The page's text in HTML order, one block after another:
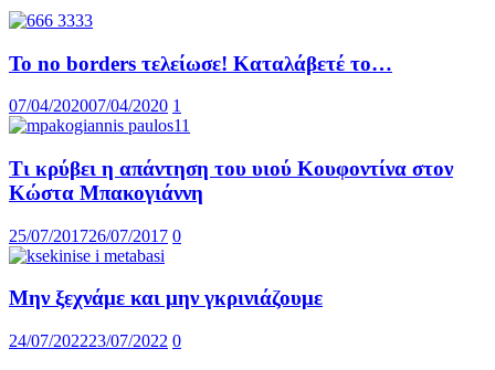
Το no borders τελείωσε! Καταλάβετέ το…
07/04/202007/04/2020 1
Τι κρύβει η απάντηση του υιού Κουφοντίνα στον
Κώστα Μπακογιάννη
25/07/201726/07/2017 0
Μην ξεχνάμε και μην γκρινιάζουμε
24/07/202223/07/2022 0